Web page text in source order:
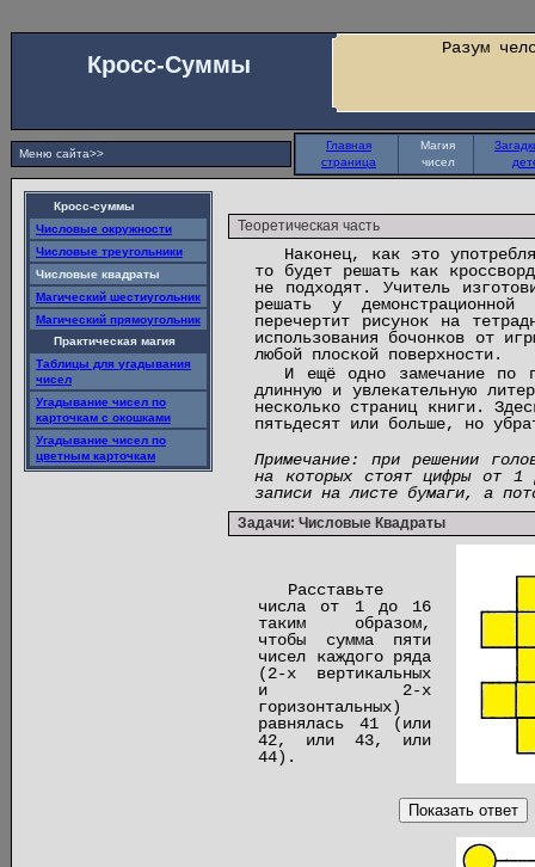
Кросс-Суммы
Разум
Меню сайта>>
Главная
страница
Магия
чисел
Кросс-суммы
Числовые окружности
Числовые треугольники
Числовые квадраты
Магический шестиугольник
Магический прямоугольник
Практическая магия
Таблицы для угадывания
чисел
Угадывание чисел по
карточкам с окошками
Угадывание чисел по
цветным карточкам
Теоретическая часть
Наконец, как это
то будет решать как
не подходят. Учитель
решать у
перечертит рисунок на
использования бочонков от
любой плоской поверхности.
И ещё одно замечание по
длинную и увлекательную
несколько страниц книги.
пятьдесят или больше, но
Примечание: при решении
на которых стоят цифры от 1
записи на листе бумаги, а
Задачи: Числовые Квадраты
Расставьте
числа от 1 до 16
таким образом,
чтобы сумма пяти
чисел каждого ряда
(2-х вертикальных
и 2-х
горизонтальных)
равнялась 41 (или
42, или 43, или
44).
Показать ответ